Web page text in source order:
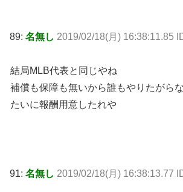
89: 名無し 2019/02/18(月) 16:38:11.85
結局MLB代表と同じやね
補償も保障も無いから誰もやりたがら
たいに報酬用意したれや
91: 名無し 2019/02/18(月) 16:38:13.77